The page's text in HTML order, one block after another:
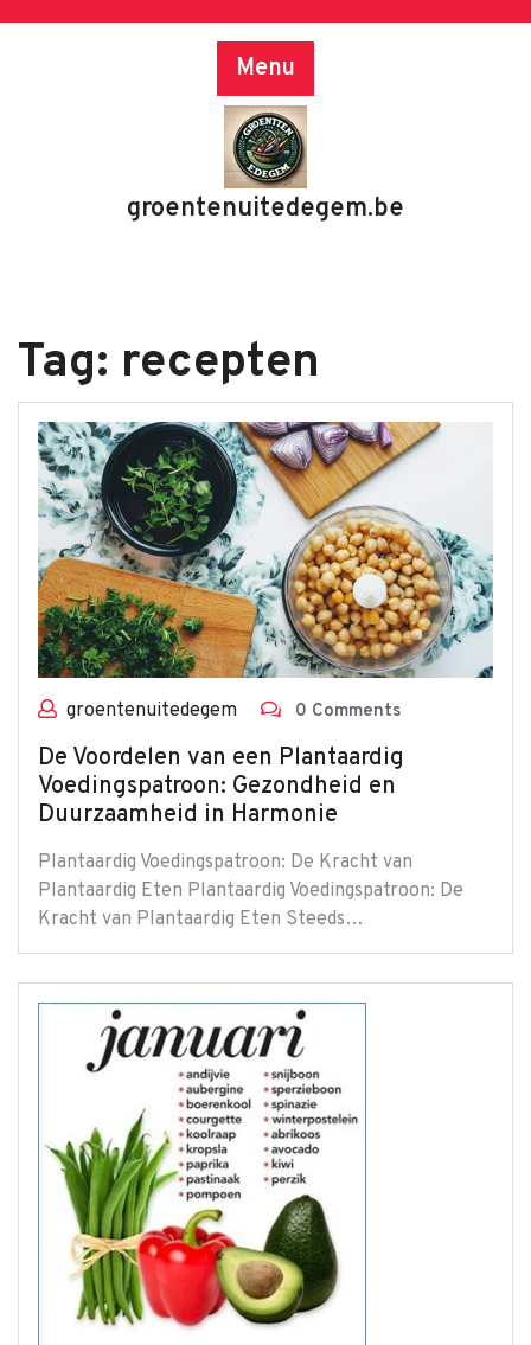
Menu
groentenuitedegem.be
Tag: recepten
groentenuitedegem 0 Comments
De Voordelen van een Plantaardig
Voedingspatroon: Gezondheid en
Duurzaamheid in Harmonie
Plantaardig Voedingspatroon: De Kracht van
Plantaardig Eten Plantaardig Voedingspatroon: De
Kracht van Plantaardig Eten Steeds…